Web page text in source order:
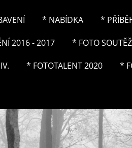
* NABÍDKA *
2016 - 2017 * FOTO
* FOTOTALENT 2020 *